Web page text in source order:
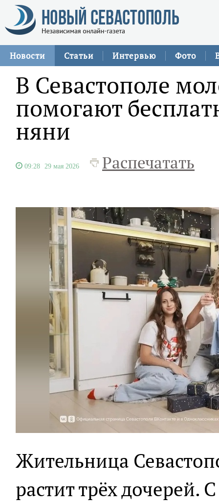
Новости Статьи Интервью Фото
В Севастополе
помогают
няни
09:28 29 мая 2026 Распечатать
Жительница
растит трёх дочерей.